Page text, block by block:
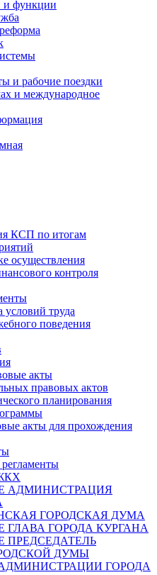
и функции
и рабочие поездки
и международное
КСП по итогам
осуществления
контроля
условий труда
поведения
акты
правовых актов
планирования
акты для прохождения
АДМИНИСТРАЦИЯ
ГОРОДСКАЯ ДУМА
ГОРОДА КУРГАНА
ПРЕДСЕДАТЕЛЬ
ДУМЫ
ГОРОДА